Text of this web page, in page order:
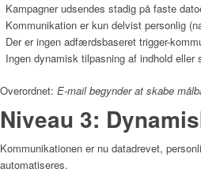
Kampagner udsendes stadig på faste
Kommunikation er kun delvist personlig
Der er ingen adfærdsbaseret trigger-
Ingen dynamisk tilpasning af indhold eller
Overordnet: E-mail begynder at skabe
Niveau 3:
Kommunikationen er nu datadrevet,
automatiseres.